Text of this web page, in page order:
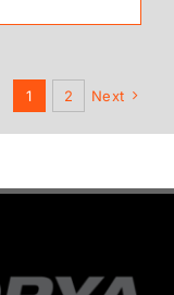
1 2 Next